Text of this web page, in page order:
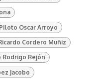
Piloto Oscar Arroyo
Cordero Muñiz
Rodrigo Rejón
Jacobo